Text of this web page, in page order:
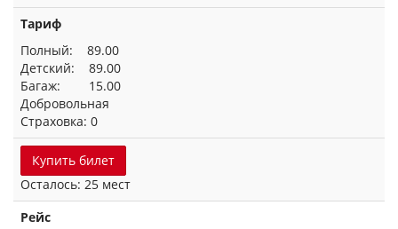
Тариф
Полный: 89.00
Детский: 89.00
Багаж: 15.00
Добровольная
Страховка: 0
Купить билет
Осталось: 25 мест
Рейс